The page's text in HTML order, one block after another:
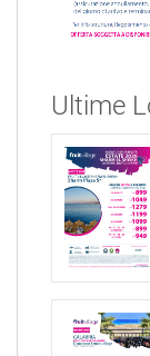
Ultime